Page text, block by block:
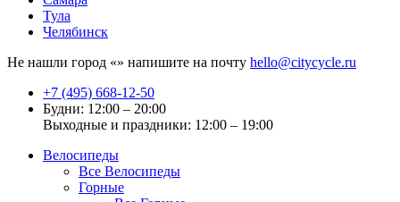
Тула
Челябинск
Не нашли город «» напишите на почту hello@citycycle.ru
+7 (495) 668-12-50
Будни: 12:00 – 20:00
Выходные и праздники: 12:00 – 19:00
Велосипеды
Все Велосипеды
Горные